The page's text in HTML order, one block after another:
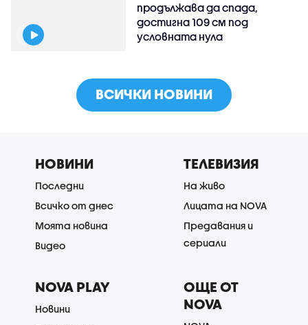
продължава да спада,
достигна 109 см под
условната нула
ВСИЧКИ НОВИНИ
НОВИНИ
Последни
Всичко от днес
Моята новина
Видео
ТЕЛЕВИЗИЯ
На живо
Лицата на NOVA
Предавания и
сериали
NOVA PLAY
Новини
ОЩЕ ОТ
NOVA